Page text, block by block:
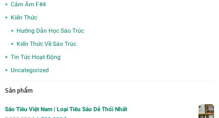
Cảm Âm F#4
Kiến Thức
Hướng Dẫn Học Sáo Trúc
Kiến Thức Về Sáo Trúc
Tin Tức Hoạt Động
Uncategorized
Sản phẩm
Sáo Tiêu Việt Nam | Loại Tiêu Sáo Dễ Thổi Nhất